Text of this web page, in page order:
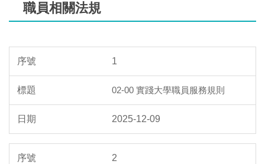
職員相關法規
1
02-00 實踐大學職員服務規則
2025-12-09
2